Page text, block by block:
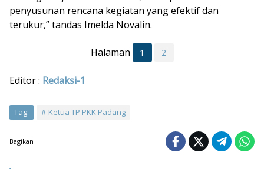
penyusunan rencana kegiatan yang efektif dan
terukur,” tandas Imelda Novalin.
Halaman 1 2
Editor : Redaksi-1
Tag: Ketua TP PKK Padang
Bagikan